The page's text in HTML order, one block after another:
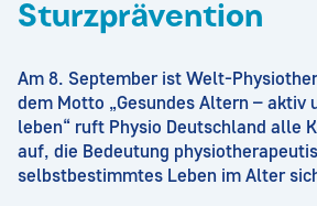
Sturzprävention
Am 8. September ist Welt-
dem Motto „Gesundes Altern –
leben“ ruft Physio Deutschland alle
auf, die Bedeutung
selbstbestimmtes Leben im Alter